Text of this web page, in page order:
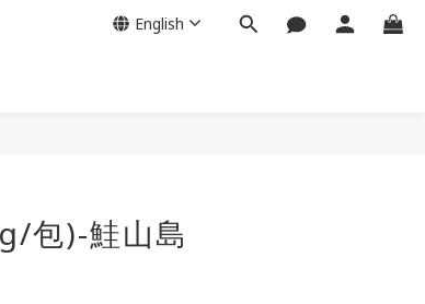
English
包)-鮭山島